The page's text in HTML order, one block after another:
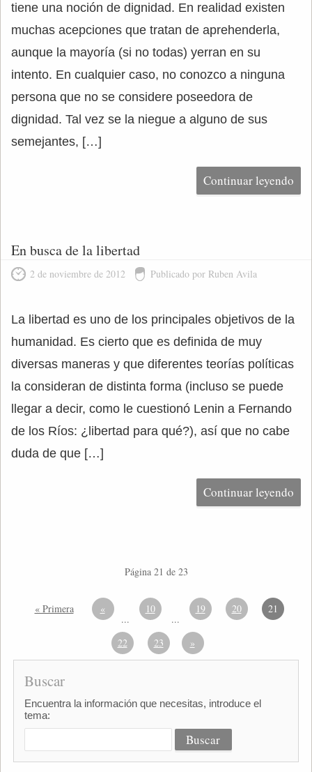
tiene una noción de dignidad. En realidad existen
muchas acepciones que tratan de aprehenderla,
aunque la mayoría (si no todas) yerran en su
intento. En cualquier caso, no conozco a ninguna
persona que no se considere poseedora de
dignidad. Tal vez se la niegue a alguno de sus
semejantes, […]
Continuar leyendo
En busca de la libertad
2 de noviembre de 2012 Publicado por Ruben Avila
La libertad es uno de los principales objetivos de la
humanidad. Es cierto que es definida de muy
diversas maneras y que diferentes teorías políticas
la consideran de distinta forma (incluso se puede
llegar a decir, como le cuestionó Lenin a Fernando
de los Ríos: ¿libertad para qué?), así que no cabe
duda de que […]
Continuar leyendo
Página 21 de 23
« Primera «
...
10
...
19 20 21
22 23 »
Buscar
Encuentra la información que necesitas, introduce el
tema: